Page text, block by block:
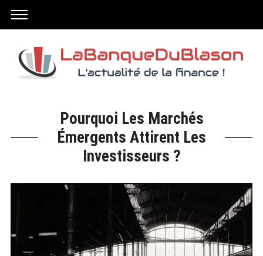
Pourquoi Les Marchés
Émergents Attirent Les
Investisseurs ?